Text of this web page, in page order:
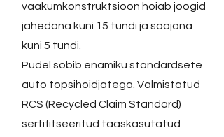
vaakumkonstruktsioon hoiab joogid
jahedana kuni 15 tundi ja soojana
kuni 5 tundi.
Pudel sobib enamiku standardsete
auto topsihoidjatega. Valmistatud
RCS (Recycled Claim Standard)
sertifitseeritud taaskasutatud